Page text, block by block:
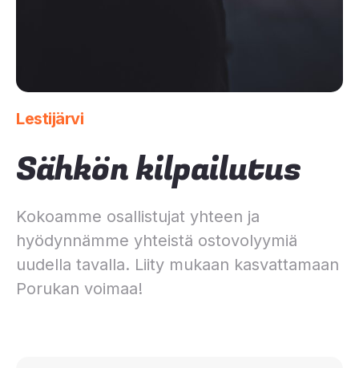
Lestijärvi
Sähkön kilpailutus
Kokoamme osallistujat yhteen ja
hyödynnämme yhteistä ostovolyymiä
uudella tavalla. Liity mukaan kasvattamaan
Porukan voimaa!